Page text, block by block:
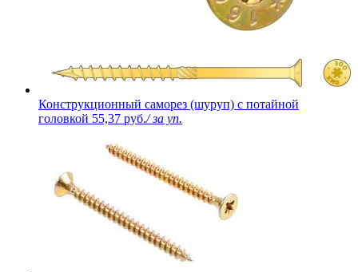
Конструкционный саморез (шуруп) с потайной
головкой 55,37 руб./ за уп.